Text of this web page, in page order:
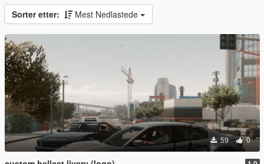
Sorter etter: Mest Nedlastede
59 0